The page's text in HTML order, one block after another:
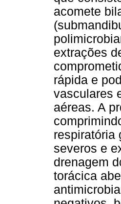
acomete
extrações
rápida e
vasculares
aéreas. A
respiratória
severos e
drenagem
torácica